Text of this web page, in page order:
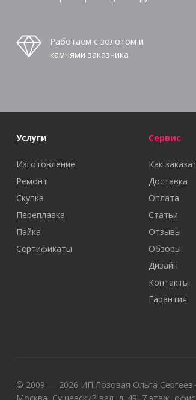
Работаем с золотом и
камнями заказчика
Услуги
Изготовление
Ремонт
Скупка
Переплавка
Пайка
Сертификаты
Сервис
Как
Доставка
Оплата
Статьи
Отзывы
Обзоры
Дизайн
Контакты
Гарантия
© 2009 — 2026 ИП Лозовая Ольга